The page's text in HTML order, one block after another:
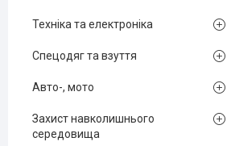
Техніка та електроніка
Спецодяг та взуття
Авто-, мото
Захист навколишнього
середовища